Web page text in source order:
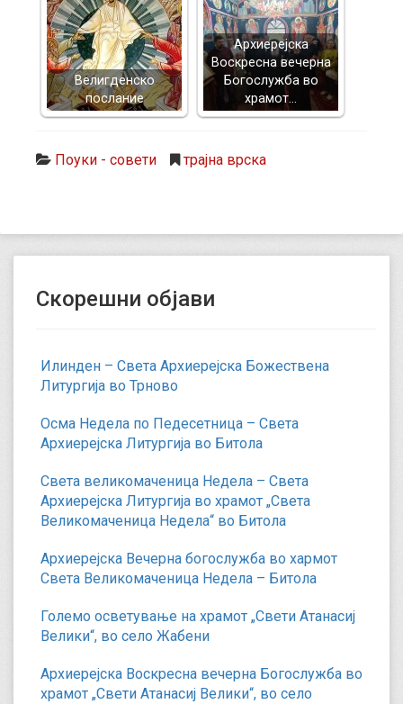
Велигденско
послание
Архиерејска
Воскресна вечерна
Богослужба во
храмот…
Поуки - совети трајна врска
Скорешни објави
Илинден – Света Архиерејска Божествена
Литургија во Трново
Осма Недела по Педесетница – Света
Архиерејска Литургија во Битола
Света великомаченица Недела – Света
Архиерејска Литургија во храмот „Света
Великомаченица Недела“ во Битола
Архиерејска Вечерна богослужба во хармот
Света Великомаченица Недела – Битола
Големо осветување на храмот „Свети Атанасиј
Велики“, во село Жабени
Архиерејска Воскресна вечерна Богослужба во
храмот „Свети Атанасиј Велики“, во село